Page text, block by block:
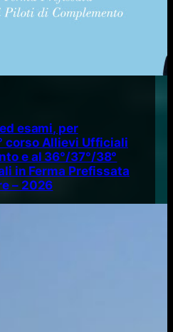
esami, per
corso Allievi Ufficiali
e al 36°/37°/38°
in Ferma Prefissata
– 2026